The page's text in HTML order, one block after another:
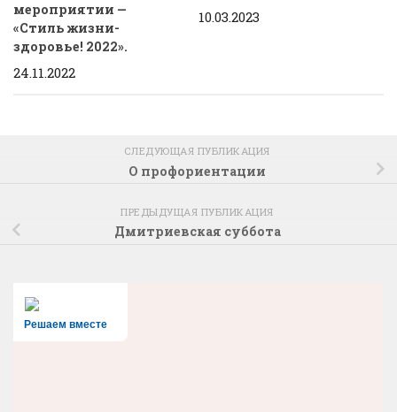
мероприятии —
«Стиль жизни-
здоровье! 2022».
24.11.2022
10.03.2023
СЛЕДУЮЩАЯ ПУБЛИКАЦИЯ
О профориентации
ПРЕДЫДУЩАЯ ПУБЛИКАЦИЯ
Дмитриевская суббота
Решаем вместе